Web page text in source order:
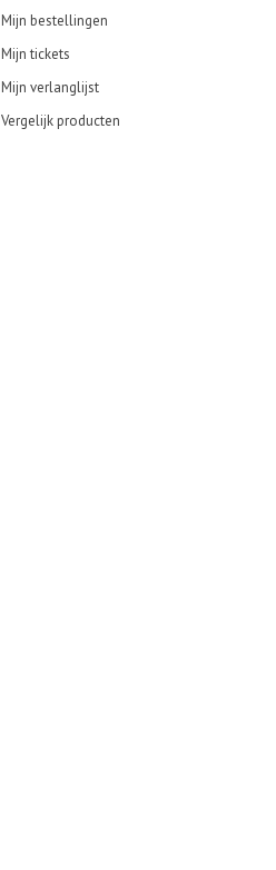
Mijn bestellingen
Mijn tickets
Mijn verlanglijst
Vergelijk producten